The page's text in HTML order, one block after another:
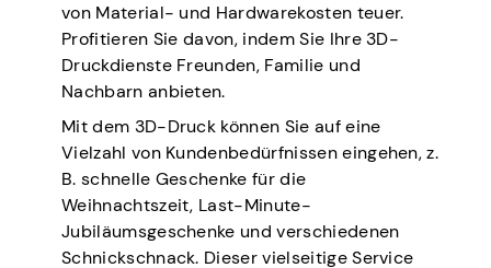
von Material- und Hardwarekosten teuer.
Profitieren Sie davon, indem Sie Ihre 3D-
Druckdienste Freunden, Familie und
Nachbarn anbieten.
Mit dem 3D-Druck können Sie auf eine
Vielzahl von Kundenbedürfnissen eingehen, z.
B. schnelle Geschenke für die
Weihnachtszeit, Last-Minute-
Jubiläumsgeschenke und verschiedenen
Schnickschnack. Dieser vielseitige Service